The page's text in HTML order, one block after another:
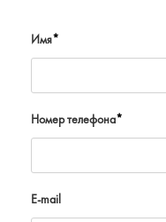
Имя*
Номер телефона*
E-mail